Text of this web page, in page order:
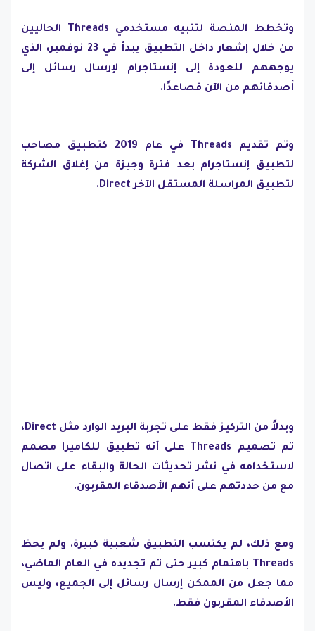
وتخطط المنصة لتنبيه مستخدمي Threads الحاليين
من خلال إشعار داخل التطبيق يبدأ في 23 نوفمبر، الذي
يوجههم للعودة إلى إنستاجرام لإرسال رسائل إلى
أصدقائهم من الآن فصاعدًا.
وتم تقديم Threads في عام 2019 كتطبيق مصاحب
لتطبيق إنستاجرام بعد فترة وجيزة من إغلاق الشركة
لتطبيق المراسلة المستقل الآخر Direct.
وبدلاً من التركيز فقط على تجربة البريد الوارد مثل Direct،
تم تصميم Threads على أنه تطبيق للكاميرا مصمم
لاستخدامه في نشر تحديثات الحالة والبقاء على اتصال
مع من حددتهم على أنهم الأصدقاء المقربون.
ومع ذلك، لم يكتسب التطبيق شعبية كبيرة. ولم يحظ
Threads باهتمام كبير حتى تم تجديده في العام الماضي،
مما جعل من الممكن إرسال رسائل إلى الجميع، وليس
الأصدقاء المقربون فقط.